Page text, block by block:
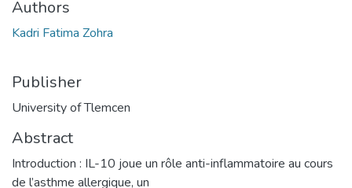
Authors
Kadri Fatima Zohra
Publisher
University of Tlemcen
Abstract
Introduction : IL-10 joue un rôle anti-inflammatoire au cours
de l’asthme allergique, un